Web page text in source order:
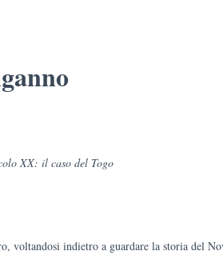
XX: il caso del Togo
voltandosi indietro a guardare la storia del